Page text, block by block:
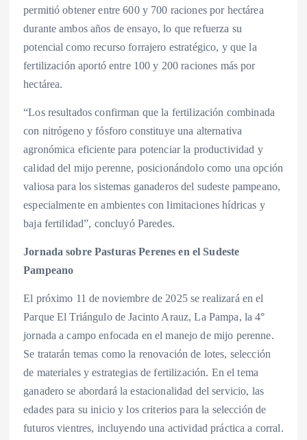
permitió obtener entre 600 y 700 raciones por hectárea
durante ambos años de ensayo, lo que refuerza su
potencial como recurso forrajero estratégico, y que la
fertilización aportó entre 100 y 200 raciones más por
hectárea.
“Los resultados confirman que la fertilización combinada
con nitrógeno y fósforo constituye una alternativa
agronómica eficiente para potenciar la productividad y
calidad del mijo perenne, posicionándolo como una opción
valiosa para los sistemas ganaderos del sudeste pampeano,
especialmente en ambientes con limitaciones hídricas y
baja fertilidad”, concluyó Paredes.
Jornada sobre Pasturas Perenes en el Sudeste
Pampeano
El próximo 11 de noviembre de 2025 se realizará en el
Parque El Triángulo de Jacinto Arauz, La Pampa, la 4°
jornada a campo enfocada en el manejo de mijo perenne.
Se tratarán temas como la renovación de lotes, selección
de materiales y estrategias de fertilización. En el tema
ganadero se abordará la estacionalidad del servicio, las
edades para su inicio y los criterios para la selección de
futuros vientres, incluyendo una actividad práctica a corral.